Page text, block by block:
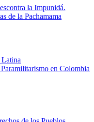
la Impunidá.
de la Pachamama
en Colombia